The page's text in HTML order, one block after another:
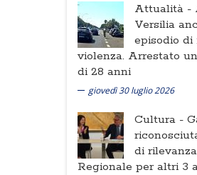
Attualità -
Versilia
episodio
violenza. Arrestato
di 28 anni
giovedì 30 luglio 2026
Cultura -
di rilevanza
Regionale per altri 3